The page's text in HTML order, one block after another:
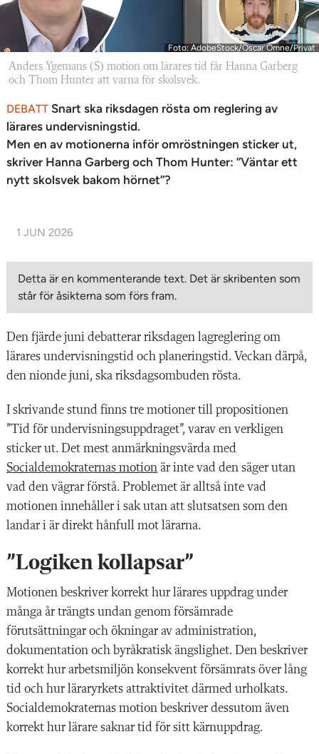
Foto: AdobeStock/Oscar Omne/Privat
Anders Ygemans (S) motion om lärares tid får Hanna Garberg
och Thom Hunter att varna för skolsvek.
DEBATT Snart ska riksdagen rösta om reglering av
lärares undervisningstid.
Men en av motionerna inför omröstningen sticker ut,
skriver Hanna Garberg och Thom Hunter: ”Väntar ett
nytt skolsvek bakom hörnet”?
1 JUN 2026
Detta är en kommenterande text. Det är skribenten som
står för åsikterna som förs fram.
Den fjärde juni debatterar riksdagen lagreglering om
lärares undervisningstid och planeringstid. Veckan därpå,
den nionde juni, ska riksdagsombuden rösta.
I skrivande stund finns tre motioner till propositionen
”Tid för undervisningsuppdraget”, varav en verkligen
sticker ut. Det mest anmärkningsvärda med
Socialdemokraternas motion är inte vad den säger utan
vad den vägrar förstå. Problemet är alltså inte vad
motionen innehåller i sak utan att slutsatsen som den
landar i är direkt hånfull mot lärarna.
”Logiken kollapsar”
Motionen beskriver korrekt hur lärares uppdrag under
många år trängts undan genom försämrade
förutsättningar och ökningar av administration,
dokumentation och byråkratisk ängslighet. Den beskriver
korrekt hur arbetsmiljön konsekvent försämrats över lång
tid och hur läraryrkets attraktivitet därmed urholkats.
Socialdemokraternas motion beskriver dessutom även
korrekt hur lärare saknar tid för sitt kärnuppdrag.